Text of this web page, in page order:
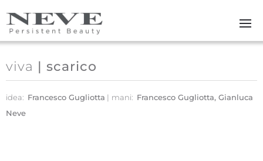
Skip to main content
viva | scarico
idea: Francesco Gugliotta mani: Francesco Gugliotta, Gianluca
Neve